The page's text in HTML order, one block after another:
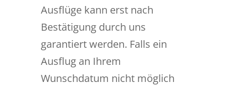
Ausflüge kann erst nach
Bestätigung durch uns
garantiert werden. Falls ein
Ausflug an Ihrem
Wunschdatum nicht möglich